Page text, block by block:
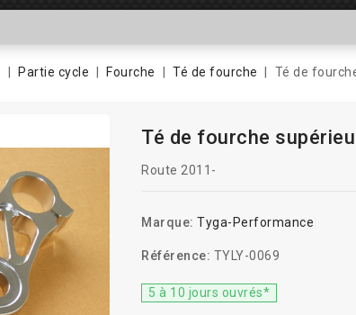
Partie cycle Fourche Té de fourche Té de
Té de fourche
Route 2011-
Marque: Tyga-Performance
Référence: TYLY-0069
5 à 10 jours ouvrés*